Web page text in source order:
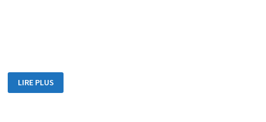
DES
SÉNATORIALES
LIRE PLUS